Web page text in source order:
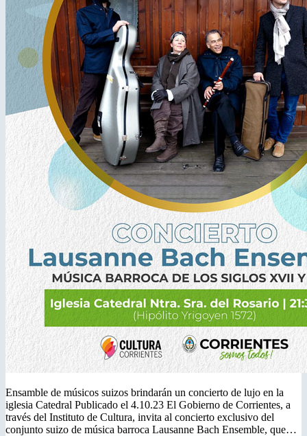
Ensamble de músicos suizos brindarán un concierto de lujo en la
iglesia Catedral Publicado el 4.10.23 El Gobierno de Corrientes, a
través del Instituto de Cultura, invita al concierto exclusivo del
conjunto suizo de música barroca Lausanne Bach Ensemble, que…